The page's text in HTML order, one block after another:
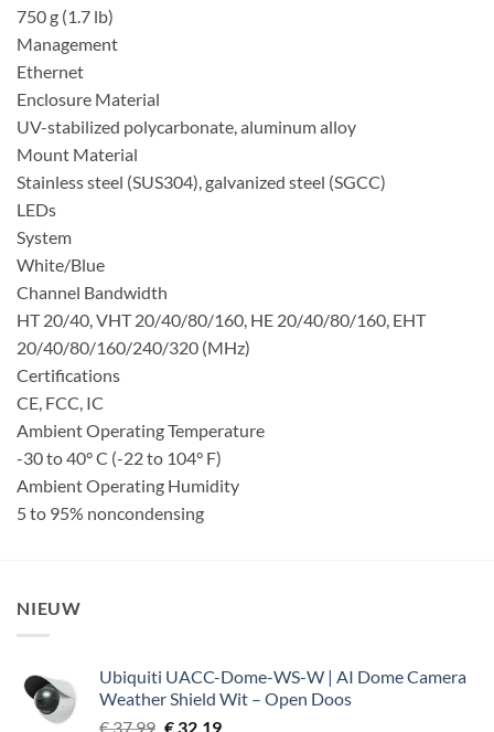
750 g (1.7 lb)
Management
Ethernet
Enclosure Material
UV-stabilized polycarbonate, aluminum alloy
Mount Material
Stainless steel (SUS304), galvanized steel (SGCC)
LEDs
System
White/Blue
Channel Bandwidth
HT 20/40, VHT 20/40/80/160, HE 20/40/80/160, EHT
20/40/80/160/240/320 (MHz)
Certifications
CE, FCC, IC
Ambient Operating Temperature
-30 to 40° C (-22 to 104° F)
Ambient Operating Humidity
5 to 95% noncondensing
NIEUW
Ubiquiti UACC-Dome-WS-W | AI Dome Camera
Weather Shield Wit – Open Doos
€37,99 Oorspronkelijke
€32,19Huidige